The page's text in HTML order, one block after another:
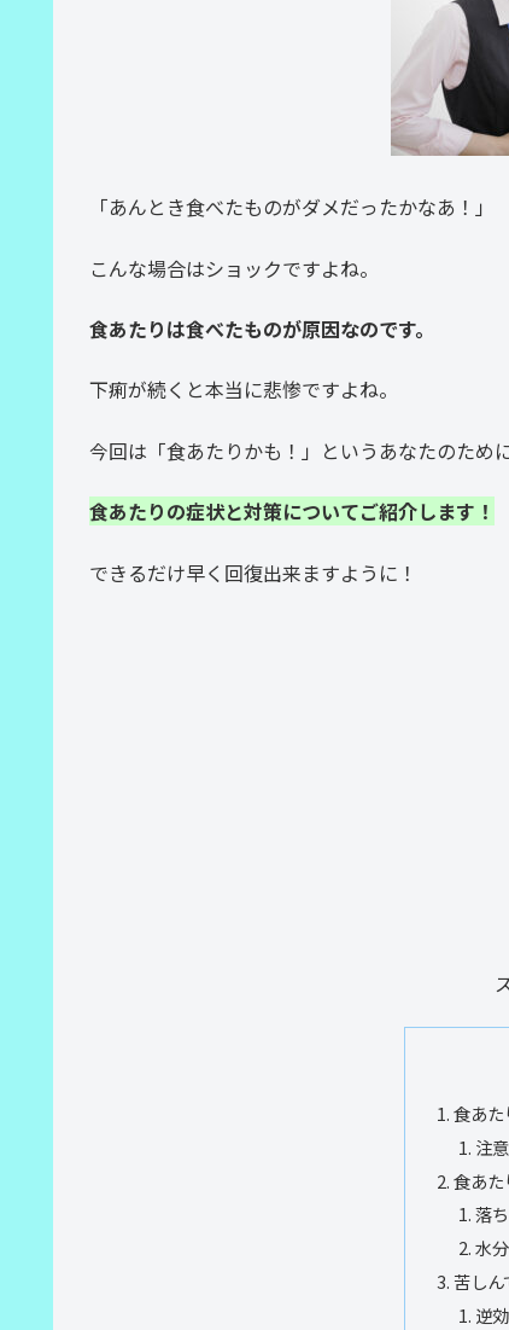
「あんとき食べたものがダメだったかなあ！」
こんな場合はショックですよね。
食あたりは食べたものが原因なのです。
下痢が続くと本当に悲惨ですよね。
今回は「食あたりかも！」というあなたのため
食あたりの症状と対策についてご紹介します！
できるだけ早く回復出来ますように！
食あ
注
食あ
落
水
苦し
逆